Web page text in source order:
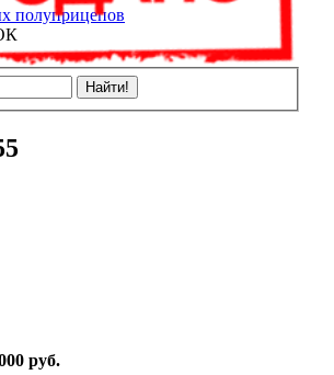
полуприцепов
руб.